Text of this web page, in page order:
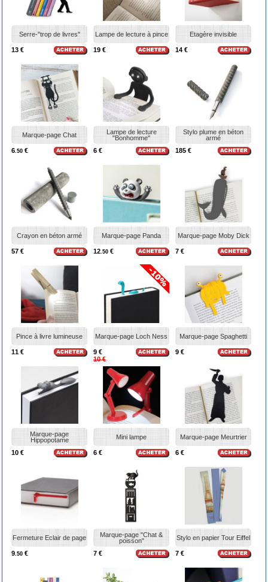
Serre-"trop de livres"
13 €
Lampe de lecture à pince
19 €
Etagère invisible
14 €
Marque-page Chat
6.50 €
Lampe de lecture
"Bonhomme"
6 €
Stylo plume en béton
armé
185 €
Crayon en béton armé
57 €
Marque-page Panda
12.50 €
Marque-page Moby Dick
7 €
Pince à livre lumineuse
11 €
Marque-page Loch Ness
9 €
10 €
Marque-page Spaghetti
9 €
Marque-page
Hippopotame
10 €
Mini lampe
6 €
Marque-page Meurtrier
6 €
Fermeture Eclair de page
9.50 €
Marque-page "Chat &
poisson"
7 €
Stylo en papier Tour Eiffel
7 €